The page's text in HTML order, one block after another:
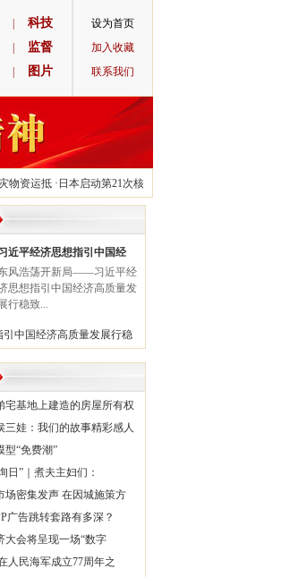
科技
监督
图片
设为首页
加入收藏
联系我们
资运抵·日本启动第21次核污染水排海 预计排放量约7800吨
近平经济思想指引中国经
风浩荡开新局——习近平经
思想指引中国经济高质量发
行稳致...
引中国经济高质量发展行稳
宅基地上建造的房屋所有权
三娃：我们的故事精彩感人
型“免费潮”
日”｜煮夫主妇们：
场密集发声 在因城施策方
广告跳转套路有多深？
大会将呈现一场“数字
人民海军成立77周年之